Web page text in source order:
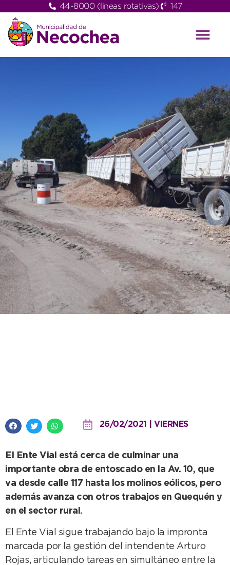
44-8000 (lineas rotativas) 147
26/02/2021 | VIERNES
El Ente Vial está cerca de culminar una
importante obra de entoscado en la Av. 10, que
va desde calle 117 hasta los molinos eólicos, pero
además avanza con otros trabajos en Quequén y
en el sector rural.
El Ente Vial sigue trabajando bajo la impronta
marcada por la gestión del intendente Arturo
Rojas, articulando tareas en simultáneo entre la